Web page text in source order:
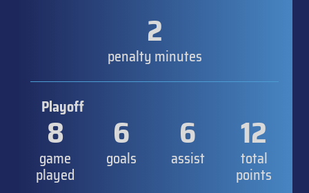
2
penalty minutes
Playoff
8
game
played
6
goals
6
assist
12
total
points